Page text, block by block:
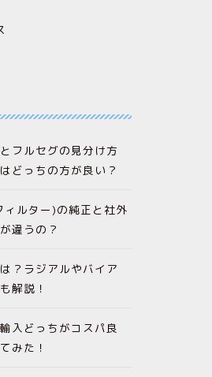
フルセグの見分け方
どっちの方が良い？
ルター)の純正と社外
違うの？
？ラジアルやバイア
解説！
入どっちがコスパ良
みた！